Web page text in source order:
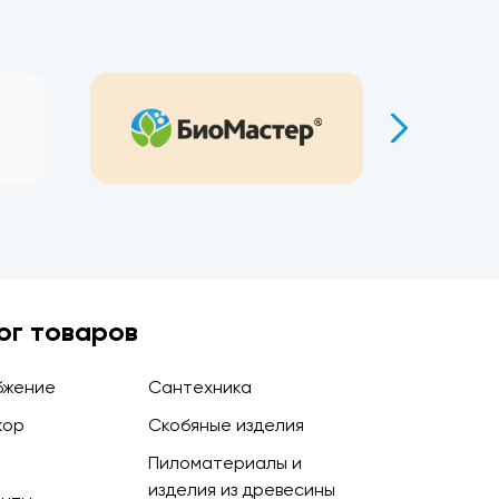
товаров
Сантехника
Скобяные изделия
Пиломатериалы и
изделия из древесины